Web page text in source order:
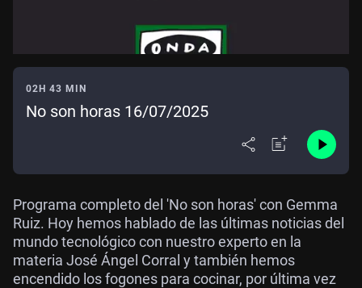
02H 43 MIN
No son horas 16/07/2025
Programa completo del 'No son horas' con Gemma
Ruiz. Hoy hemos hablado de las últimas noticias del
mundo tecnológico con nuestro experto en la
materia José Ángel Corral y también hemos
encendido los fogones para cocinar, por última vez